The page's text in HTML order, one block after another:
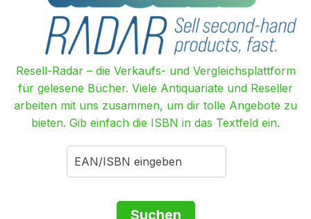
Resell-Radar – die Verkaufs- und Vergleichsplattform
für gelesene Bücher. Viele Antiquariate und Reseller
arbeiten mit uns zusammen, um dir tolle Angebote zu
bieten. Gib einfach die ISBN in das Textfeld ein.